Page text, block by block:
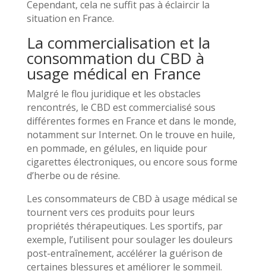
Cependant, cela ne suffit pas à éclaircir la
situation en France.
La commercialisation et la
consommation du CBD à
usage médical en France
Malgré le flou juridique et les obstacles
rencontrés, le CBD est commercialisé sous
différentes formes en France et dans le monde,
notamment sur Internet. On le trouve en huile,
en pommade, en gélules, en liquide pour
cigarettes électroniques, ou encore sous forme
d’herbe ou de résine.
Les consommateurs de CBD à usage médical se
tournent vers ces produits pour leurs
propriétés thérapeutiques. Les sportifs, par
exemple, l’utilisent pour soulager les douleurs
post-entraînement, accélérer la guérison de
certaines blessures et améliorer le sommeil.